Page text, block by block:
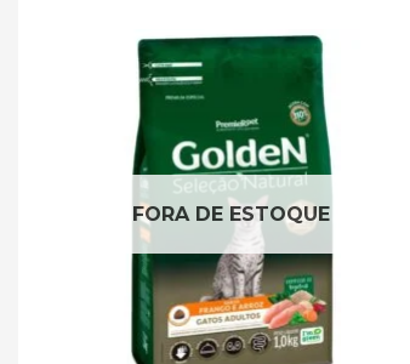
FORA DE ESTOQUE